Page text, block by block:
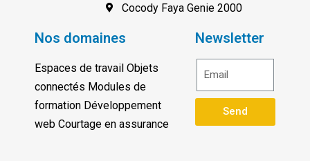
Cocody Faya Genie 2000
Nos domaines
Espaces de travail Objets
connectés Modules de
formation Développement
web Courtage en assurance
Newsletter
Send